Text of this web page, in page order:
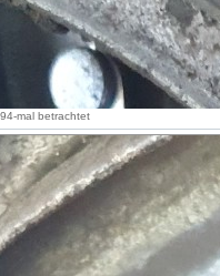
mal betrachtet